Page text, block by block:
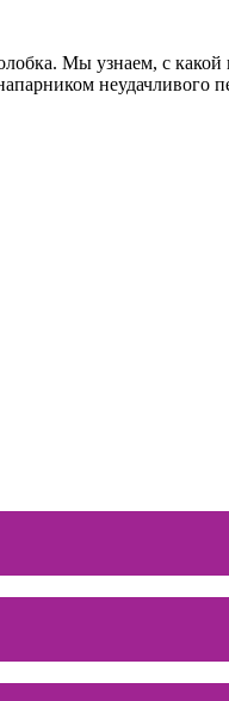
Мы узнаем, с какой
неудачливого